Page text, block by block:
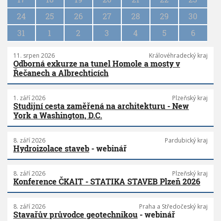
o
24
25 26 27 28 29
30
31
1 2 3 4 5 6
11. srpen 2026 Královéhradecký kraj
Odborná exkurze na tunel Homole a mosty v
Řečanech a Albrechticích
1. září 2026 Plzeňský kraj
Studijní cesta zaměřená na architekturu - New
York a Washington, D.C.
8. září 2026 Pardubický kraj
Hydroizolace staveb - webinář
8. září 2026 Plzeňský kraj
Konference ČKAIT - STATIKA STAVEB Plzeň 2026
8. září 2026 Praha a Středočeský kraj
Stavařův průvodce geotechnikou - webinář